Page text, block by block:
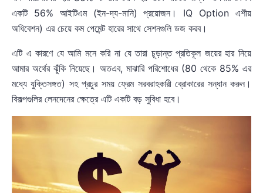
একটি 56% আইটিএম (ইন-দ্য-মানি) প্রয়োজন। IQ Option এশীয়
অধিবেশন) এর চেয়ে কম পেমেন্ট হারের সাথে সেশনগুলি ডজ করব।
এটি এ কারণে যে আমি মনে করি না যে তারা চূড়ান্ত প্রতিকূল জয়ের হার নিয়ে
আমার অর্থের ঝুঁকি নিয়েছে। অতএব, মাঝারি পরিশোধের (80 থেকে 85% এর
মধ্যে যুক্তিসঙ্গত) সহ প্রচুর সময় ফ্রেম সরবরাহকারী ব্রোকারের সন্ধান করুন।
বিকল্পগুলির লেনদেনের ক্ষেত্রে এটি একটি বড় সুবিধা হবে।